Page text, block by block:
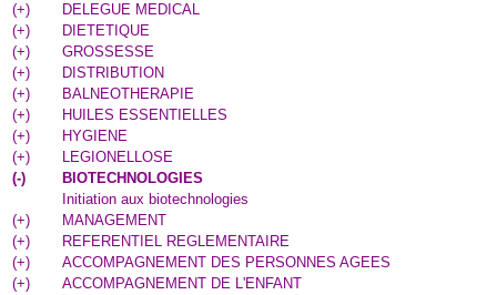
(+)
DELEGUE MEDICAL
(+)
DIETETIQUE
(+)
GROSSESSE
(+)
DISTRIBUTION
(+)
BALNEOTHERAPIE
(+)
HUILES ESSENTIELLES
(+)
HYGIENE
(+)
LEGIONELLOSE
(-)
BIOTECHNOLOGIES
Initiation aux biotechnologies
(+)
MANAGEMENT
(+)
REFERENTIEL REGLEMENTAIRE
(+)
ACCOMPAGNEMENT DES PERSONNES AGEES
(+)
ACCOMPAGNEMENT DE L'ENFANT